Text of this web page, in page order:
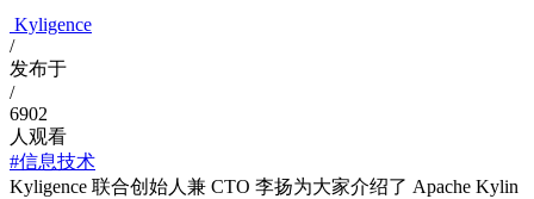
Kyligence
/
发布于
/
6902
人观看
#信息技术
Kyligence 联合创始人兼 CTO 李扬为大家介绍了 Apache Kylin